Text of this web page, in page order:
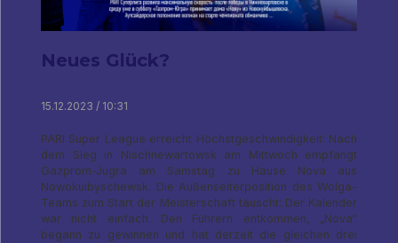
Neues Glück?
15.12.2023 / 10:31
PARI Super League erreicht Höchstgeschwindigkeit: Nach
dem Sieg in Nischnewartowsk am Mittwoch empfängt
Gazprom-Jugra am Samstag zu Hause Nova aus
Nowokuibyschewsk. Die Außenseiterposition des Wolga-
Teams zum Start der Meisterschaft täuscht: Der Kalender
war nicht einfach. Den Führern entkommen, „Nova“
begann zu gewinnen und hat derzeit die gleichen drei